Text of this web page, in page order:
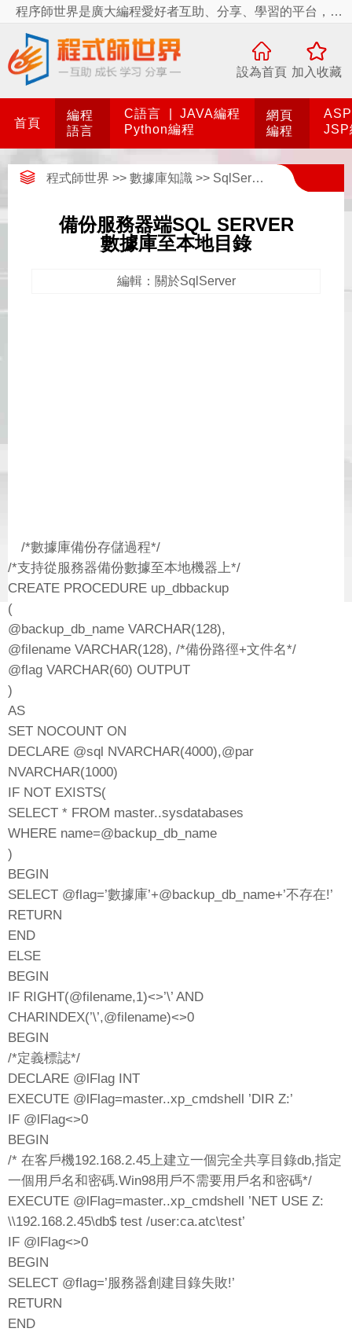
程序師世界是廣大編程愛好者互助、分享、學習的平台，程序師世界有你更精彩！
設為首頁 加入收藏
首頁
編程
語言
C語言
JAVA編程
Python編程
網頁
編程
JSP
程式師世界 >> 數據庫知識 >> SqlServer數據庫
備份服務器端SQL SERVER
數據庫至本地目錄
編輯：關於SqlServer
/*數據庫備份存儲過程*/
/*支持從服務器備份數據至本地機器上*/
CREATE PROCEDURE up_dbbackup
(
@backup_db_name VARCHAR(128),
@filename VARCHAR(128), /*備份路徑+文件名*/
@flag VARCHAR(60) OUTPUT
)
AS
SET NOCOUNT ON
DECLARE @sql NVARCHAR(4000),@par
NVARCHAR(1000)
IF NOT EXISTS(
SELECT * FROM master..sysdatabases
WHERE name=@backup_db_name
)
BEGIN
SELECT @flag=’數據庫’+@backup_db_name+’不存在!’
RETURN
END
ELSE
BEGIN
IF RIGHT(@filename,1)<>’\’ AND
CHARINDEX(’\’,@filename)<>0
BEGIN
/*定義標誌*/
DECLARE @lFlag INT
EXECUTE @lFlag=master..xp_cmdshell ’DIR Z:’
IF @lFlag<>0
BEGIN
/* 在客戶機192.168.2.45上建立一個完全共享目錄db,指定
一個用戶名和密碼.Win98用戶不需要用戶名和密碼*/
EXECUTE @lFlag=master..xp_cmdshell ’NET USE Z:
\\192.168.2.45\db$ test /user:ca.atc\test’
IF @lFlag<>0
BEGIN
SELECT @flag=’服務器創建目錄失敗!’
RETURN
END